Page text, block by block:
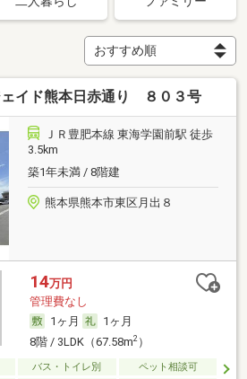
ェイド熊本日赤通り ８０３号
ＪＲ豊肥本線 東海学園前駅 徒歩
3.5km
築1年未満 / 8階建
熊本県熊本市東区月出８
14万円
管理費なし
1ヶ月
1ヶ月
8階 / 3LDK（67.58m2）
バス・トイレ別 ペット相談可